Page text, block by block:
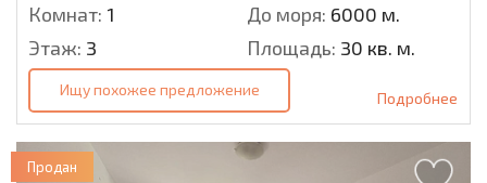
Комнат: 1 До моря: 6000 м.
Этаж: 3 Площадь: 30 кв. м.
Ищу похожее предложение Подробнее
Продан